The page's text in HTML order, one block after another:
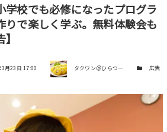
学校でも必修になったプログラ
りで楽しく学ぶ。無料体験会も
月23日 17:00 著者 タクワン＠ひらつー カテゴリー
広告